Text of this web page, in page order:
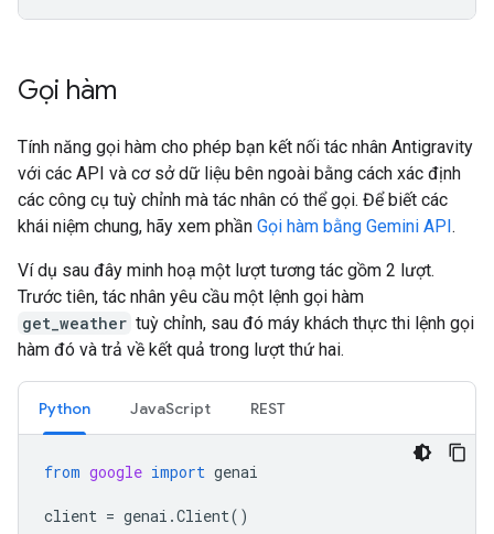
Gọi hàm
Tính năng gọi hàm cho phép bạn kết nối tác nhân Antigravity
với các API và cơ sở dữ liệu bên ngoài bằng cách xác định
các công cụ tuỳ chỉnh mà tác nhân có thể gọi. Để biết các
khái niệm chung, hãy xem phần Gọi hàm bằng Gemini API.
Ví dụ sau đây minh hoạ một lượt tương tác gồm 2 lượt.
Trước tiên, tác nhân yêu cầu một lệnh gọi hàm
get_weather tuỳ chỉnh, sau đó máy khách thực thi lệnh gọi
hàm đó và trả về kết quả trong lượt thứ hai.
Python JavaScript REST
from google import genai
client = genai .Client()